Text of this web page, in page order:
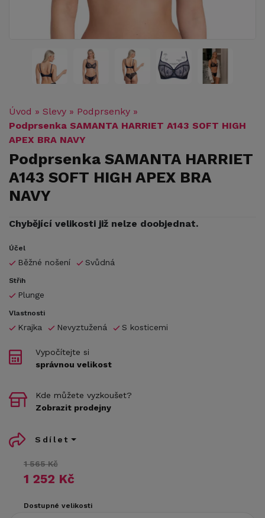
Úvod » Slevy » Podprsenky »
Podprsenka SAMANTA HARRIET A143 SOFT HIGH
APEX BRA NAVY
Podprsenka SAMANTA HARRIET
A143 SOFT HIGH APEX BRA
NAVY
Chybějící velikosti již nelze doobjednat.
Účel
Běžné nošení Svůdná
Střih
Plunge
Vlastnosti
Krajka Nevyztužená S kosticemi
1 565 Kč
1 252 Kč
Dostupné velikosti
Vypočítejte si
správnou velikost
Kde můžete vyzkoušet?
Zobrazit prodejny
Sdílet